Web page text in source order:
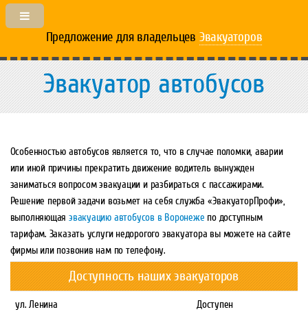
Предложение для владельцев Эвакуаторов
Эвакуатор автобусов
Особенностью автобусов является то, что в случае поломки, аварии
или иной причины прекратить движение водитель вынужден
заниматься вопросом эвакуации и разбираться с пассажирами.
Решение первой задачи возьмет на себя служба «ЭвакуаторПрофи»,
выполняющаяэвакуацию автобусов в Воронеже по доступным
тарифам. Заказать услуги недорогого эвакуатора вы можете на сайте
фирмы или позвонив нам по телефону.
Доступность наших эвакуаторов
ул. Ленина Доступен